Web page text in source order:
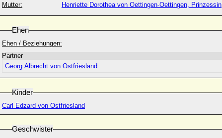
Mutter:
Henriette Dorothea von Oettingen-Oettingen, Prinzessin
Ehen
Ehen / Beziehungen:
Partner
Georg Albrecht von Ostfriesland
Kinder
Carl Edzard von Ostfriesland
Geschwister